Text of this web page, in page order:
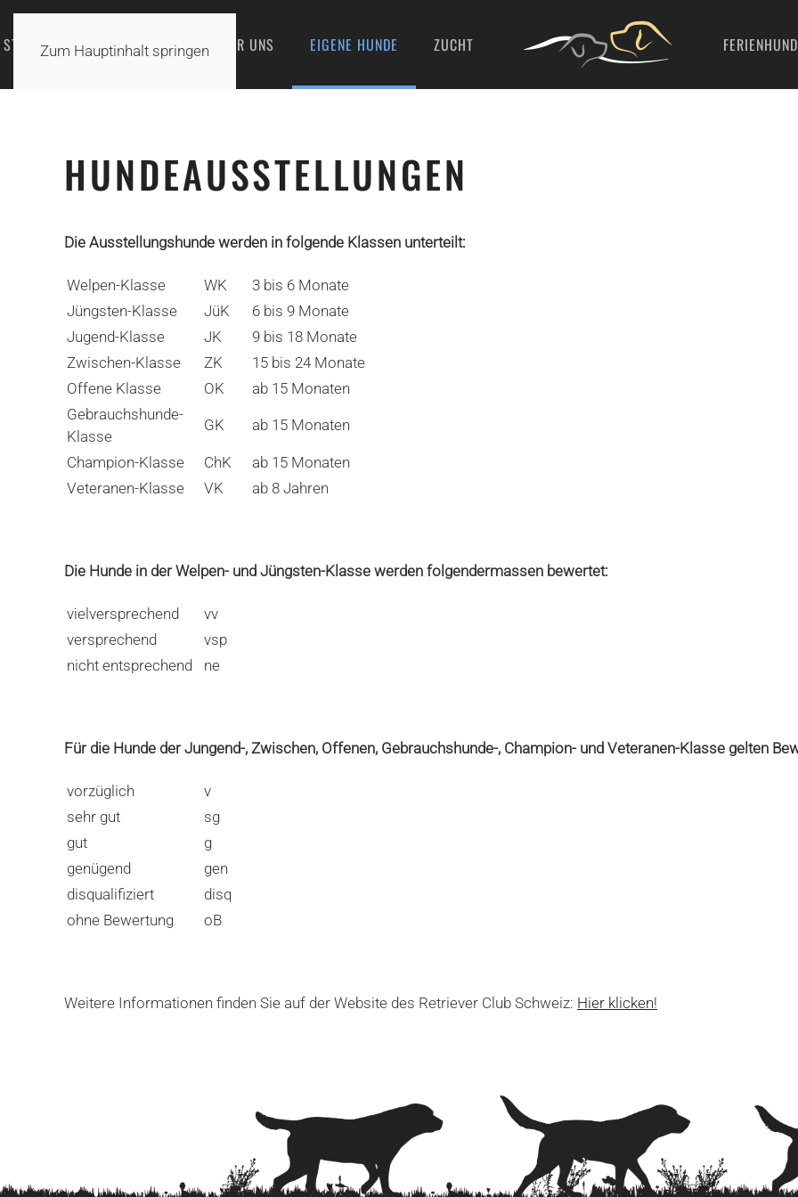
Zum Hauptinhalt springen
STARTSEITE AKTUELLES ÜBER UNS EIGENE HUNDE ZUCHT
HUNDEAUSSTELLUNGEN
Die Ausstellungshunde werden in folgende Klassen unterteilt:
Welpen-Klasse WK
3 bis 6 Monate
Jüngsten-Klasse
JüK
6 bis 9 Monate
Jugend-Klasse
JK
9 bis 18 Monate
Zwischen-Klasse
ZK
15 bis 24 Monate
Offene Klasse
OK
ab 15 Monaten
Gebrauchshunde-
Klasse
GK ab 15 Monaten
Champion-Klasse ChK
ab 15 Monaten
Veteranen-Klasse
VK ab 8 Jahren
Die Hunde in der Welpen- und Jüngsten-Klasse werden folgendermassen bewertet:
vielversprechend
vv
versprechend
vsp
nicht entsprechend
ne
Für die Hunde der Jungend-, Zwischen, Offenen, Gebrauchshunde-, Champion- und Veteranen-Klasse gelten
vorzüglich
v
sehr gut
sg
gut
g
genügend
gen
disqualifiziert
disq
ohne Bewertung
oB
Weitere Informationen finden Sie auf der Website des Retriever Club Schweiz: Hier klicken!